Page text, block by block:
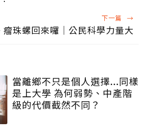
下一篇 →
珠螺回來囉｜公民科學力量大
當離鄉不只是個人選擇...同樣
是上大學 為何弱勢、中產階
級的代價截然不同？